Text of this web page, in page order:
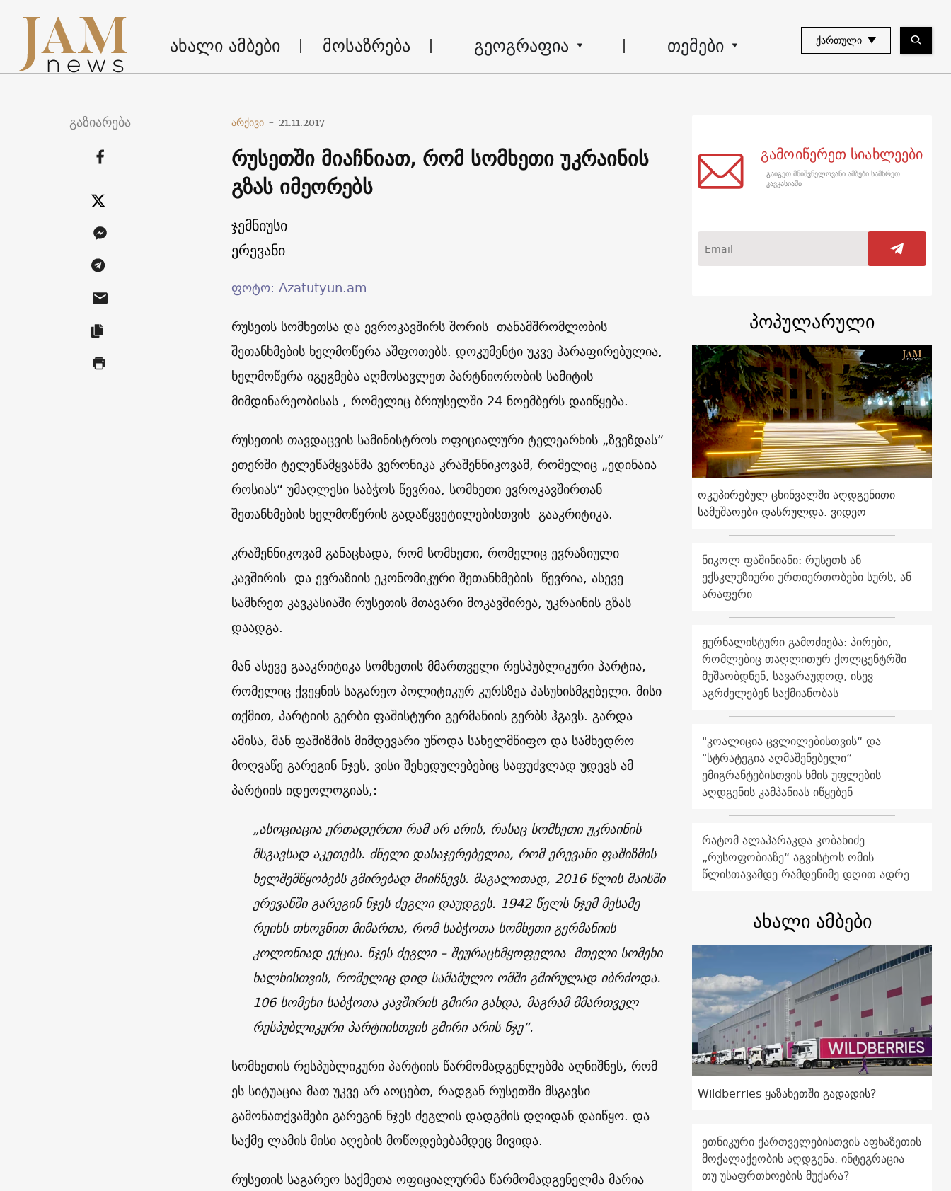
ახალი ამბები მოსაზრება გეოგრაფია თემები ᲥᲐᲠᲗᲣᲚᲘ
გაზიარება არქივი - 21.11.2017
რუსეთში მიაჩნიათ, რომ სომხეთი უკრაინის
გზას იმეორებს
ჯემნიუსი
ერევანი
ფოტო: Azatutyun.am
რუსეთს სომხეთსა და ევროკავშირს შორის თანამშრომლობის
შეთანხმების ხელმოწერა აშფოთებს. დოკუმენტი უკვე პარაფირებულია,
ხელმოწერა იგეგმება აღმოსავლეთ პარტნიორობის სამიტის
მიმდინარეობისას , რომელიც ბრიუსელში 24 ნოემბერს დაიწყება.
რუსეთის თავდაცვის სამინისტროს ოფიციალური ტელეარხის „ზვეზდას“
ეთერში ტელეწამყვანმა ვერონიკა კრაშენნიკოვამ, რომელიც „ედინაია
როსიას“ უმაღლესი საბჭოს წევრია, სომხეთი ევროკავშირთან
შეთანხმების ხელმოწერის გადაწყვეტილებისთვის გააკრიტიკა.
კრაშენნიკოვამ განაცხადა, რომ სომხეთი, რომელიც ევრაზიული
კავშირის და ევრაზიის ეკონომიკური შეთანხმების წევრია, ასევე
სამხრეთ კავკასიაში რუსეთის მთავარი მოკავშირეა, უკრაინის გზას
დაადგა.
მან ასევე გააკრიტიკა სომხეთის მმართველი რესპუბლიკური პარტია,
რომელიც ქვეყნის საგარეო პოლიტიკურ კურსზეა პასუხისმგებელი. მისი
თქმით, პარტიის გერბი ფაშისტური გერმანიის გერბს ჰგავს. გარდა
ამისა, მან ფაშიზმის მიმდევარი უწოდა სახელმწიფო და სამხედრო
მოღვაწე გარეგინ ნჯეს, ვისი შეხედულებებიც საფუძვლად უდევს ამ
პარტიის იდეოლოგიას,:
„ასოციაცია ერთადერთი რამ არ არის, რასაც სომხეთი უკრაინის
მსგავსად აკეთებს. ძნელი დასაჯერებელია, რომ ერევანი ფაშიზმის
ხელშემწყობებს გმირებად მიიჩნევს. მაგალითად, 2016 წლის მაისში
ერევანში გარეგინ ნჯეს ძეგლი დაუდგეს. 1942 წელს ნჯემ მესამე
რეიხს თხოვნით მიმართა, რომ საბჭოთა სომხეთი გერმანიის
კოლონიად ექცია. ნჯეს ძეგლი – შეურაცხმყოფელია მთელი სომეხი
ხალხისთვის, რომელიც დიდ სამამულო ომში გმირულად იბრძოდა.
106 სომეხი საბჭოთა კავშირის გმირი გახდა, მაგრამ მმართველ
რესპუბლიკური პარტიისთვის გმირი არის ნჯე“.
სომხეთის რესპუბლიკური პარტიის წარმომადგენლებმა აღნიშნეს, რომ
ეს სიტუაცია მათ უკვე არ აოცებთ, რადგან რუსეთში მსგავსი
გამონათქვამები გარეგინ ნჯეს ძეგლის დადგმის დღიდან დაიწყო. და
საქმე ლამის მისი აღების მოწოდებებამდეც მივიდა.
რუსეთის საგარეო საქმეთა ოფიციალურმა წარმომადგენელმა მარია
გამოიწერეთ სიახლეები
გაიგეთ მნიშვნელოვანი ამბები სამხრეთ
კავკასიაში
პოპულარული
ოკუპირებულ ცხინვალში აღდგენითი
სამუშაოები დასრულდა. ვიდეო
ნიკოლ ფაშინიანი: რუსეთს ან
ექსკლუზიური ურთიერთობები სურს, ან
არაფერი
ჟურნალისტური გამოძიება: პირები,
რომლებიც თაღლითურ ქოლცენტრში
მუშაობდნენ, სავარაუდოდ, ისევ
აგრძელებენ საქმიანობას
"კოალიცია ცვლილებისთვის“ და
"სტრატეგია აღმაშენებელი“
ემიგრანტებისთვის ხმის უფლების
აღდგენის კამპანიას იწყებენ
რატომ ალაპარაკდა კობახიძე
„რუსოფობიაზე“ აგვისტოს ომის
წლისთავამდე რამდენიმე დღით ადრე
ახალი ამბები
Wildberries ყაზახეთში გადადის?
ეთნიკური ქართველებისთვის აფხაზეთის
მოქალაქეობის აღდგენა: ინტეგრაცია
თუ უსაფრთხოების მუქარა?